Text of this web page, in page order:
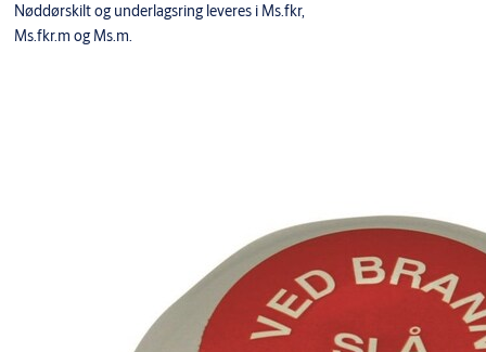
Nøddørskilt og underlagsring leveres i Ms.fkr,
Ms.fkr.m og Ms.m.